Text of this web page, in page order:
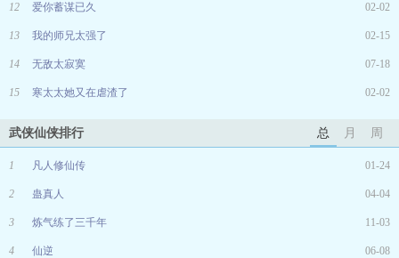
12 爱你蓄谋已久 02-02
13 我的师兄太强了 02-15
14 无敌太寂寞 07-18
15 寒太太她又在虐渣了 02-02
武侠仙侠排行 总 月 周
1 凡人修仙传 01-24
2 蛊真人 04-04
3 炼气练了三千年 11-03
4 仙逆 06-08